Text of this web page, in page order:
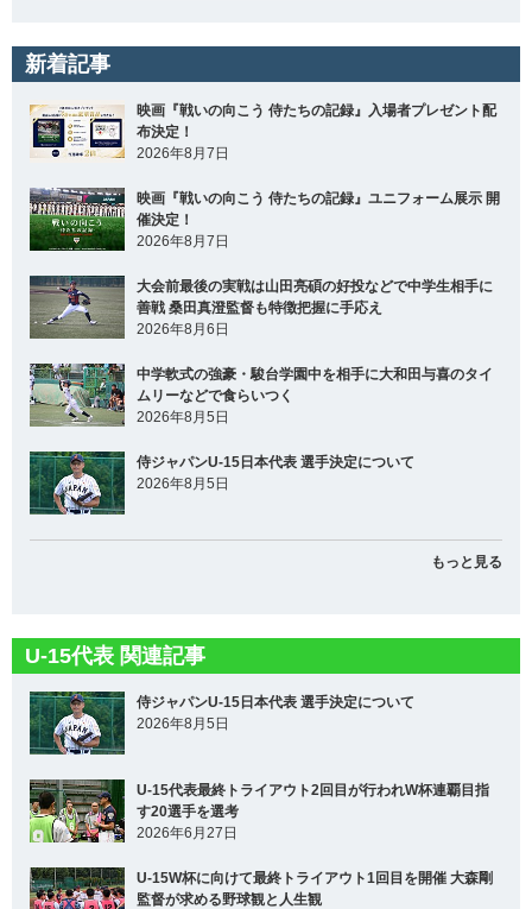
新着記事
映画『戦いの向こう 侍たちの記録』入場者プレゼント配
布決定！
2026年8月7日
映画『戦いの向こう 侍たちの記録』ユニフォーム展示 開
催決定！
2026年8月7日
大会前最後の実戦は山田亮碩の好投などで中学生相手に
善戦 桑田真澄監督も特徴把握に手応え
2026年8月6日
中学軟式の強豪・駿台学園中を相手に大和田与喜のタイ
ムリーなどで食らいつく
2026年8月5日
侍ジャパンU-15日本代表 選手決定について
2026年8月5日
もっと見る
U-15代表 関連記事
侍ジャパンU-15日本代表 選手決定について
2026年8月5日
U-15代表最終トライアウト2回目が行われW杯連覇目指
す20選手を選考
2026年6月27日
U-15W杯に向けて最終トライアウト1回目を開催 大森剛
監督が求める野球観と人生観